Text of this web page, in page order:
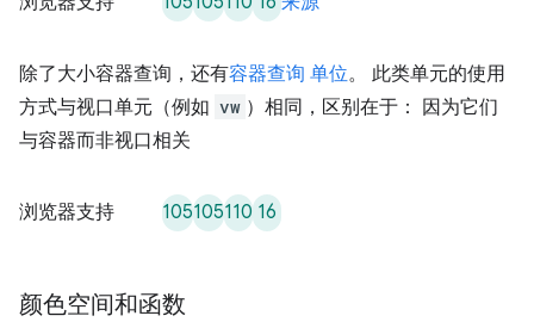
除了大小容器查询，还有容器查询 单位。 此类单元的使用
方式与视口单元（例如 vw ）相同，区别在于： 因为它们
与容器而非视口相关
浏览器支持 105105110 16
颜色空间和函数